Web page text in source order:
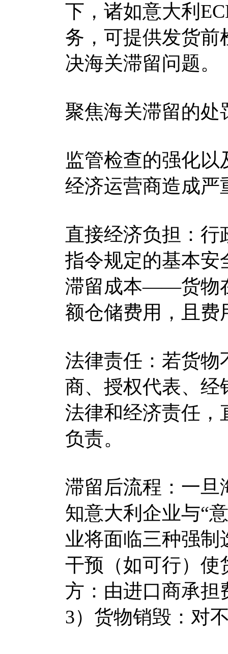
下，诸如意大利
务，可提供发货前
决海关滞留问题。
聚焦海关滞留的处
监管检查的强化
经济运营商造成严
直接经济负担：
指令规定的基本安
滞留成本——货物
额仓储费用，且费
法律责任：若货物
商、授权代表、经
法律和经济责任，
负责。
滞留后流程：一旦
知意大利企业与“
业将面临三种强制
干预（如可行）使
方：由进口商承担
3）货物销毁：对